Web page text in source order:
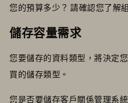
您的預算多少？ 請確認您了解
儲存容量需求
您要儲存的資料類型，將決定
買的儲存類型。
您是否要儲存客戶關係管理系